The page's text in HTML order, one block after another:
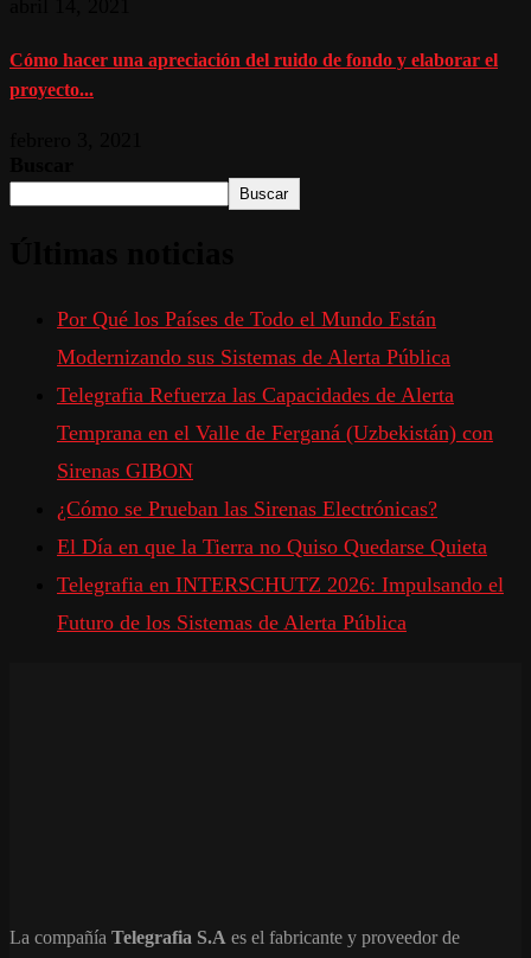
Cómo hacer una apreciación del ruido de fondo y elaborar el
proyecto...
Buscar
Por Qué los Países de Todo el Mundo Están
Modernizando sus Sistemas de Alerta Pública
Telegrafia Refuerza las Capacidades de Alerta
Temprana en el Valle de Ferganá (Uzbekistán) con
Sirenas GIBON
¿Cómo se Prueban las Sirenas Electrónicas?
El Día en que la Tierra no Quiso Quedarse Quieta
Telegrafia en INTERSCHUTZ 2026: Impulsando el
Futuro de los Sistemas de Alerta Pública
La compañía Telegrafia S.A es el fabricante y proveedor de